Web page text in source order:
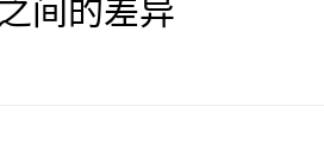
间的差异